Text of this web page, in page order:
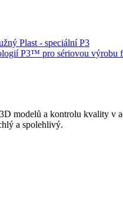
Plast - speciální P3
P3™ pro sériovou výrobu
modelů a kontrolu kvality v
a spolehlivý.